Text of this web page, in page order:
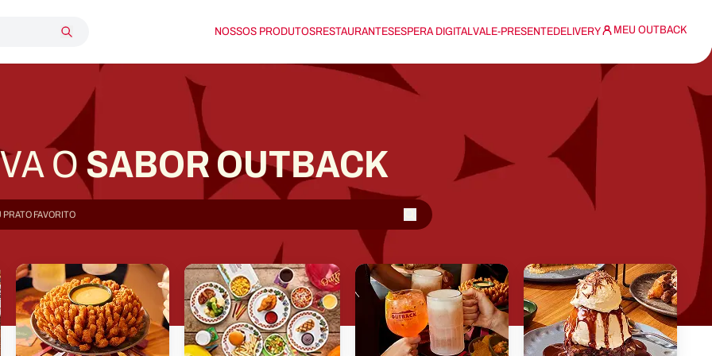
NOSSOS PRODUTOSRESTAURANTESESPERA DIGITALVALE-PRESENTEDELIVERY MEU OUTBACK
OSABOR OUTBACK